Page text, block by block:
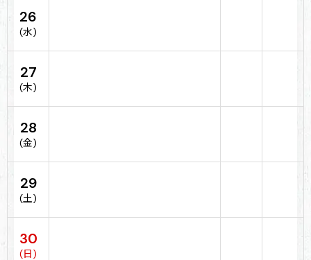
26
(水)
27
(木)
28
(金)
29
(土)
30
(日)